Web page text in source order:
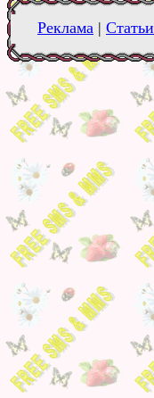
Реклама | Статьи